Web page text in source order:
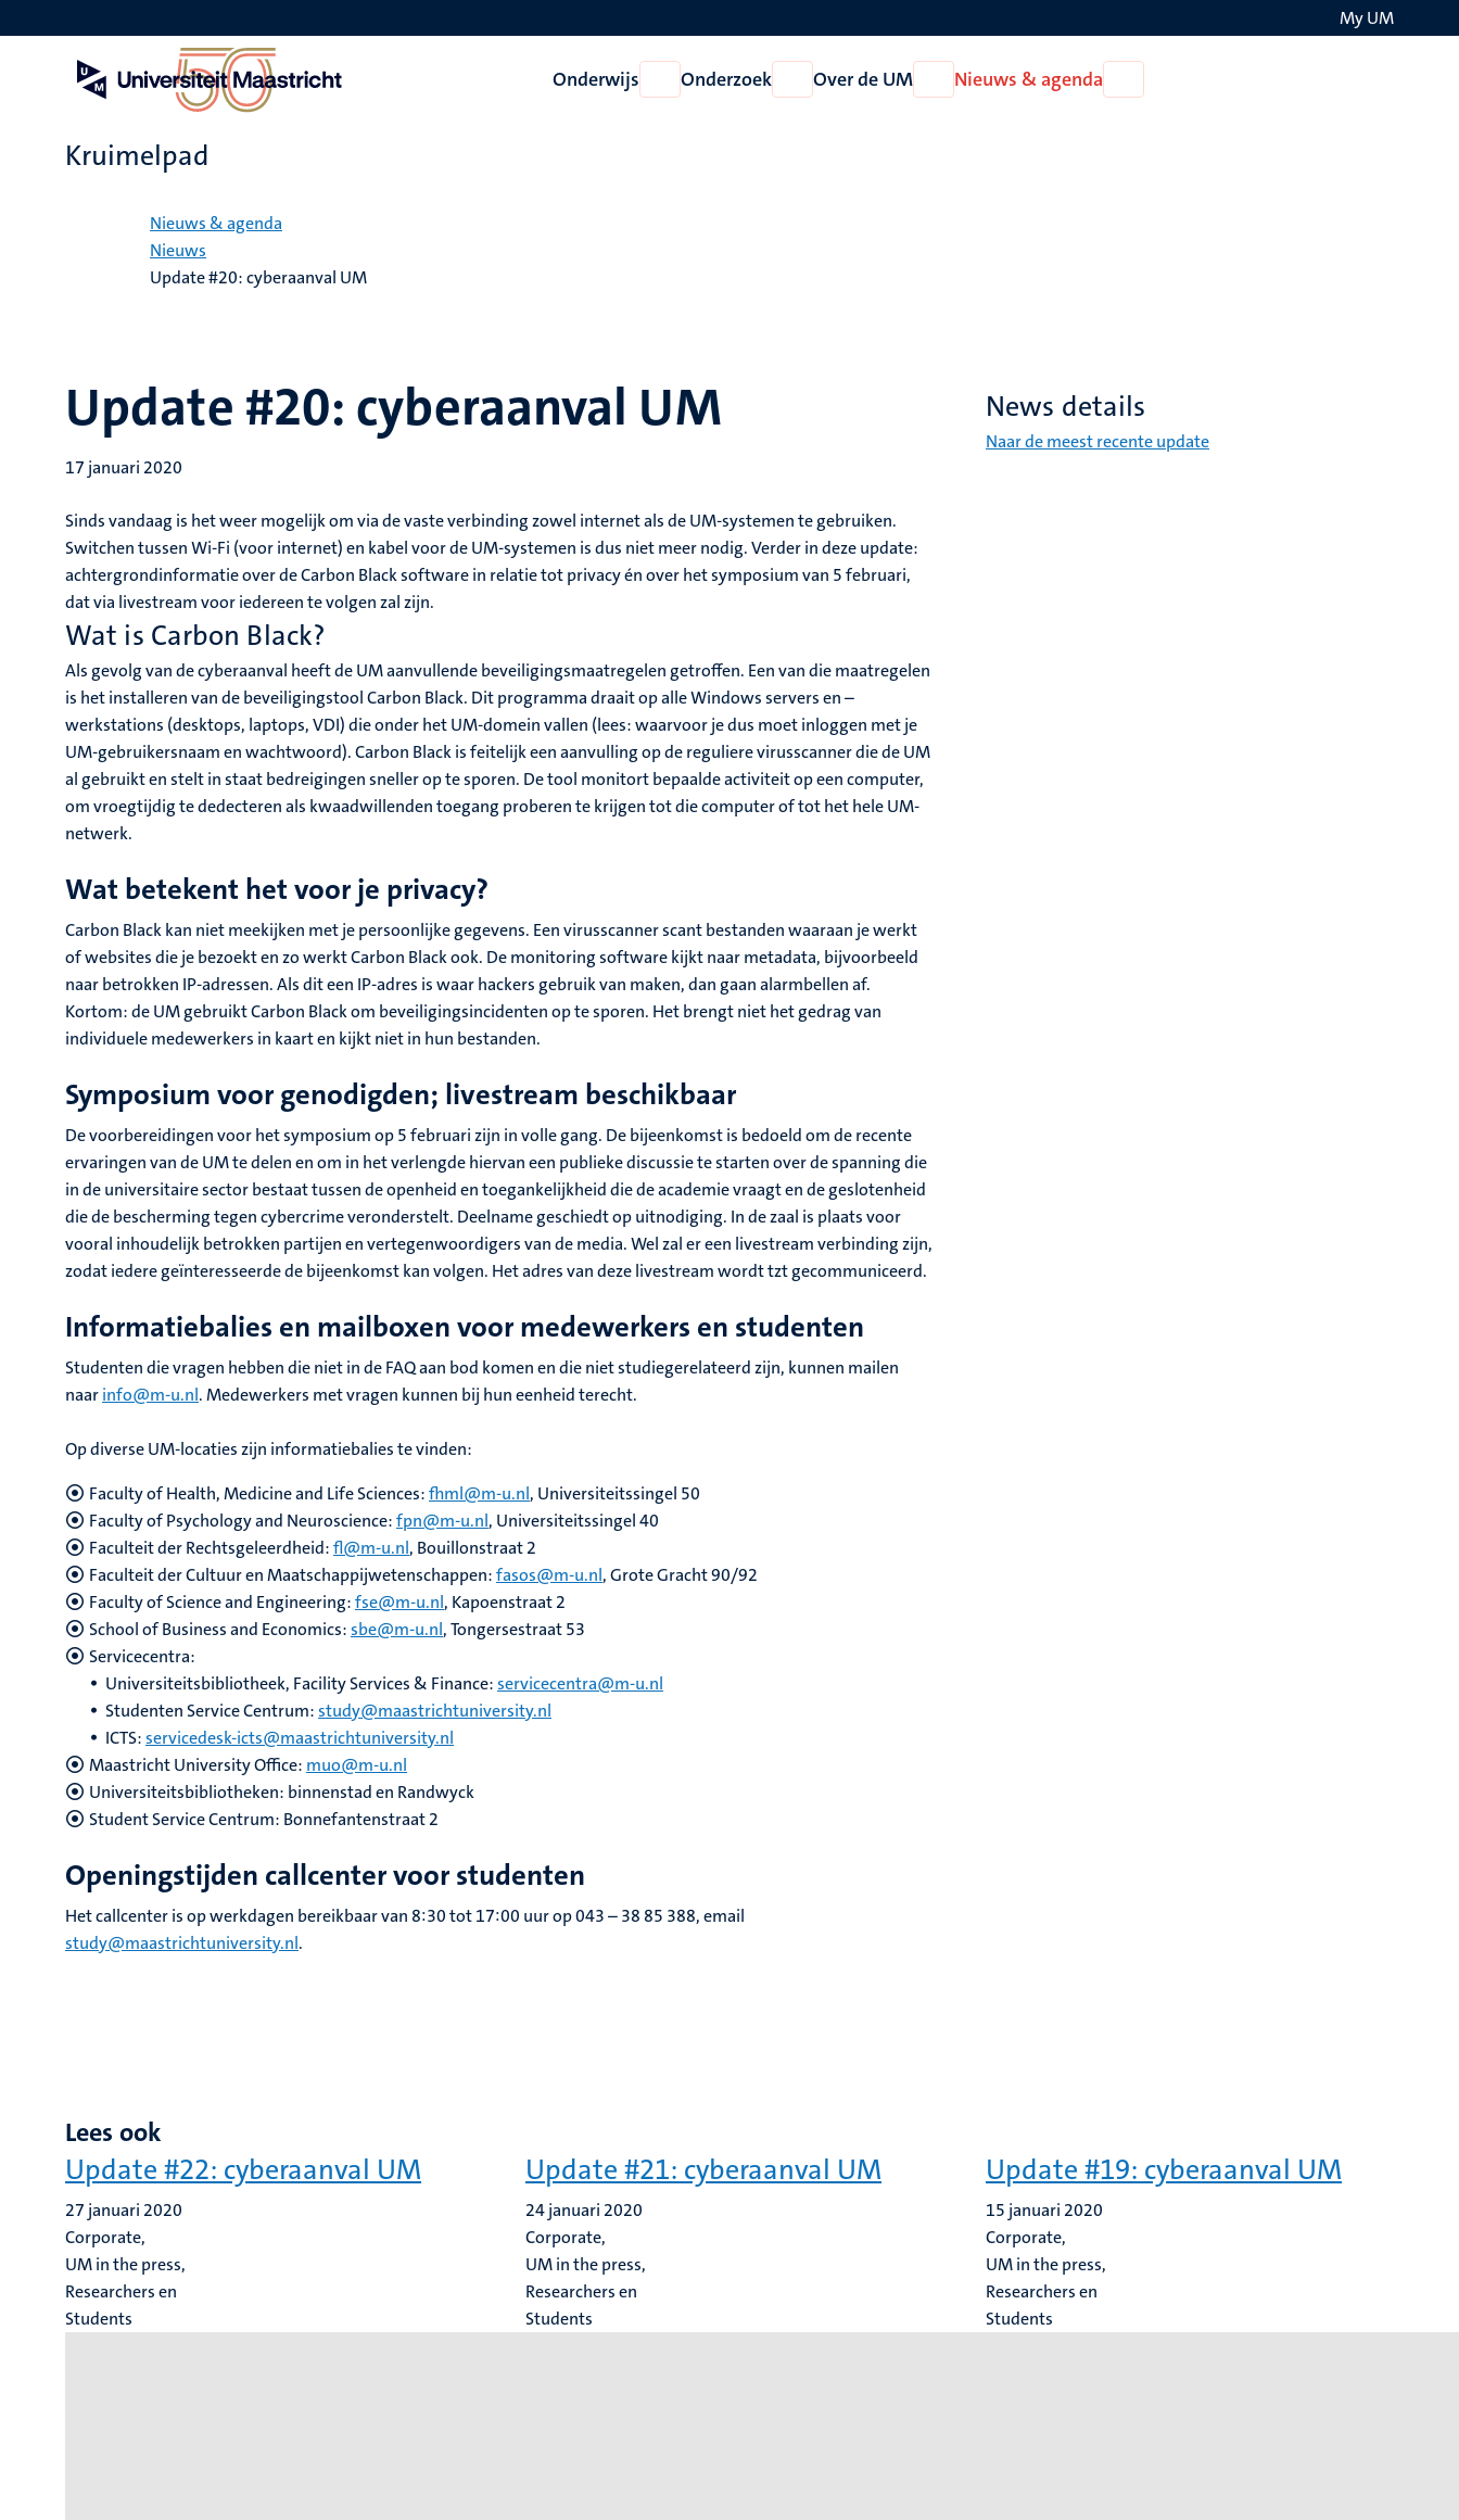
en
My UM
Onderwijs
Open
Onderwijs
Onderzoek
Open
Onderzoek
Over de UM
Open
Over
Nieuws & agenda
Nieuws
Kruimelpad
Nieuws & agenda
Nieuws
Update #20: cyberaanval UM
Update #20: cyberaanval UM
17 januari 2020
Sinds vandaag is het weer mogelijk om via de vaste verbinding zowel internet als de UM-systemen te gebruiken.
Switchen tussen Wi-Fi (voor internet) en kabel voor de UM-systemen is dus niet meer nodig. Verder in deze update:
achtergrondinformatie over de Carbon Black software in relatie tot privacy én over het symposium van 5 februari,
dat via livestream voor iedereen te volgen zal zijn.
Wat is Carbon Black?
Als gevolg van de cyberaanval heeft de UM aanvullende beveiligingsmaatregelen getroffen. Een van die maatregelen
is het installeren van de beveiligingstool Carbon Black. Dit programma draait op alle Windows servers en –
werkstations (desktops, laptops, VDI) die onder het UM-domein vallen (lees: waarvoor je dus moet inloggen met je
UM-gebruikersnaam en wachtwoord). Carbon Black is feitelijk een aanvulling op de reguliere virusscanner die de UM
al gebruikt en stelt in staat bedreigingen sneller op te sporen. De tool monitort bepaalde activiteit op een computer,
om vroegtijdig te dedecteren als kwaadwillenden toegang proberen te krijgen tot die computer of tot het hele UM-
netwerk.
Wat betekent het voor je privacy?
Carbon Black kan niet meekijken met je persoonlijke gegevens. Een virusscanner scant bestanden waaraan je werkt
of websites die je bezoekt en zo werkt Carbon Black ook. De monitoring software kijkt naar metadata, bijvoorbeeld
naar betrokken IP-adressen. Als dit een IP-adres is waar hackers gebruik van maken, dan gaan alarmbellen af.
Kortom: de UM gebruikt Carbon Black om beveiligingsincidenten op te sporen. Het brengt niet het gedrag van
individuele medewerkers in kaart en kijkt niet in hun bestanden.
Symposium voor genodigden; livestream beschikbaar
De voorbereidingen voor het symposium op 5 februari zijn in volle gang. De bijeenkomst is bedoeld om de recente
ervaringen van de UM te delen en om in het verlengde hiervan een publieke discussie te starten over de spanning die
in de universitaire sector bestaat tussen de openheid en toegankelijkheid die de academie vraagt en de geslotenheid
die de bescherming tegen cybercrime veronderstelt. Deelname geschiedt op uitnodiging. In de zaal is plaats voor
vooral inhoudelijk betrokken partijen en vertegenwoordigers van de media. Wel zal er een livestream verbinding zijn,
zodat iedere geïnteresseerde de bijeenkomst kan volgen. Het adres van deze livestream wordt tzt gecommuniceerd.
Informatiebalies en mailboxen voor medewerkers en studenten
Studenten die vragen hebben die niet in de FAQ aan bod komen en die niet studiegerelateerd zijn, kunnen mailen
naarinfo@m-u.nl. Medewerkers met vragen kunnen bij hun eenheid terecht.
Op diverse UM-locaties zijn informatiebalies te vinden:
Faculty of Health, Medicine and Life Sciences:fhml@m-u.nl, Universiteitssingel 50
Faculty of Psychology and Neuroscience:fpn@m-u.nl, Universiteitssingel 40
Faculteit der Rechtsgeleerdheid:fl@m-u.nl, Bouillonstraat 2
Faculteit der Cultuur en Maatschappijwetenschappen:fasos@m-u.nl, Grote Gracht 90/92
Faculty of Science and Engineering:fse@m-u.nl, Kapoenstraat 2
School of Business and Economics:sbe@m-u.nl, Tongersestraat 53
Servicecentra:
Universiteitsbibliotheek, Facility Services & Finance:servicecentra@m-u.nl
Studenten Service Centrum:study@maastrichtuniversity.nl
ICTS:servicedesk-icts@maastrichtuniversity.nl
Maastricht University Office: muo@m-u.nl
Universiteitsbibliotheken: binnenstad en Randwyck
Student Service Centrum: Bonnefantenstraat 2
Openingstijden callcenter voor studenten
Het callcenter is op werkdagen bereikbaar van 8:30 tot 17:00 uur op 043 – 38 85 388, email
study@maastrichtuniversity.nl.
News details
Naar de meest recente update
Lees ook
Update #22: cyberaanval UM
27 januari 2020
Corporate,
UM in the press,
Researchers en
Students
Update #21: cyberaanval UM
24 januari 2020
Corporate,
UM in the press,
Researchers en
Students
Update #19: cyberaanval UM
15 januari 2020
Corporate,
UM in the press,
Researchers en
Students